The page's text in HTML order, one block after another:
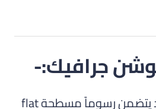
جرافيك:-
قد يتضمن رسوماً مسطحة flat